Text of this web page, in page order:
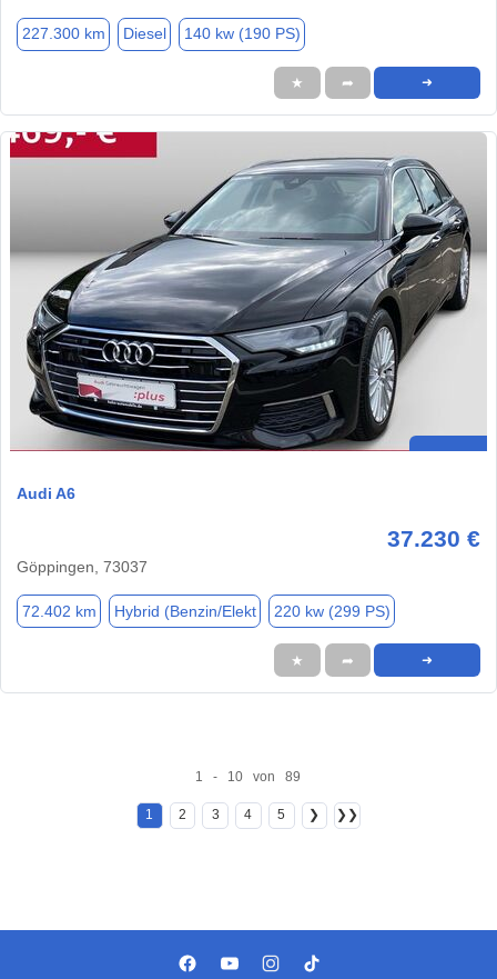
227.300 km Diesel 140 kw (190 PS)
★ ➦ ➜
Audi A6
37.230 €
Göppingen, 73037
72.402 km Hybrid (Benzin/Elekt 220 kw (299 PS)
★ ➦ ➜
1 - 10 von 89
1 2 3 4 5 ❯ ❯❯